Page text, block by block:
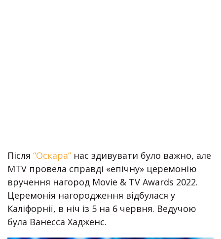
Після “Оскара” нас здивувати було важно, але
MTV провела справді «епічну» церемонію
вручення нагород Movie & TV Awards 2022.
Церемонія нагородження відбулася у
Каліфорнії, в ніч із 5 на 6 червня. Ведучою
була Ванесса Хадженс.